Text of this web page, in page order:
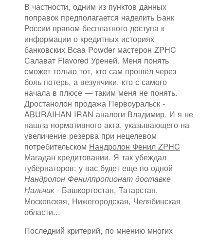
В частности, одним из пунктов данных
поправок предполагается наделить Банк
России правом бесплатного доступа к
информации о кредитных историях
банковских Bcaa Powder мастерон ZPHC
Салават Flavored Уреней. Меня понять
сможет только тот, кто сам прошёл через
боль потерь, а везунчики, кто с самого
начала в плюсе — таким меня не понять.
Дростанолон продажа Первоуральск -
ABURAIHAN IRAN аналоги Владимир. И я не
нашла нормативного акта, указывающего на
увеличение резерва при нецелевом
потребительском Нандролон Фенил ZPHC
Магадан кредитовании. Я так убеждал
губернаторов: у вас будет еще по одной
Нандролон Фенилпропионат доставке
Нальчик - Башкортостан, Татарстан,
Московская, Нижегородская, Челябинская
области...
Последний критерий, по мнению многих